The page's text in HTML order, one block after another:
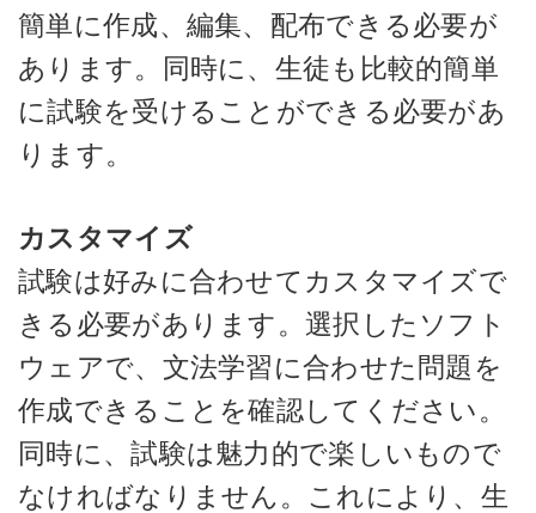
簡単に作成、編集、配布できる必要が
あります。同時に、生徒も比較的簡単
に試験を受けることができる必要があ
ります。
カスタマイズ
試験は好みに合わせてカスタマイズで
きる必要があります。選択したソフト
ウェアで、文法学習に合わせた問題を
作成できることを確認してください。
同時に、試験は魅力的で楽しいもので
なければなりません。これにより、生